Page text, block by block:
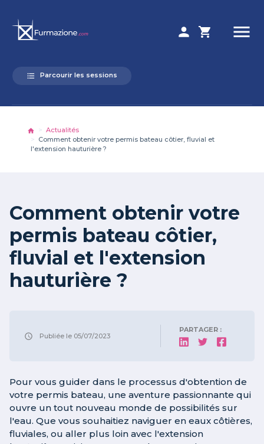
person shopping_cart menu
format_list_bulleted Parcourir les sessions
home
Actualités
Comment obtenir votre permis bateau côtier, fluvial et
l'extension hauturière ?
Comment obtenir votre
permis bateau côtier,
fluvial et l'extension
hauturière ?
Publiée le 05/07/2023
PARTAGER :
Pour vous guider dans le processus d'obtention de
votre permis bateau, une aventure passionnante qui
ouvre un tout nouveau monde de possibilités sur
l'eau. Que vous souhaitiez naviguer en eaux côtières,
fluviales, ou aller plus loin avec l'extension